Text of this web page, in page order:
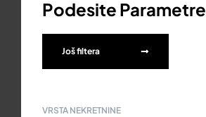
Podesite Parametre
Još filtera
VRSTA NEKRETNINE